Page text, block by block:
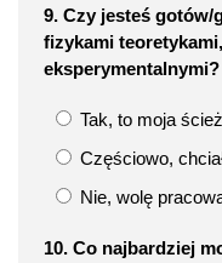
9. Czy jesteś gotów/
fizykami
eksperymentalnymi?
Tak, to moja
Częściowo,
Nie, wolę
10. Co najbardziej